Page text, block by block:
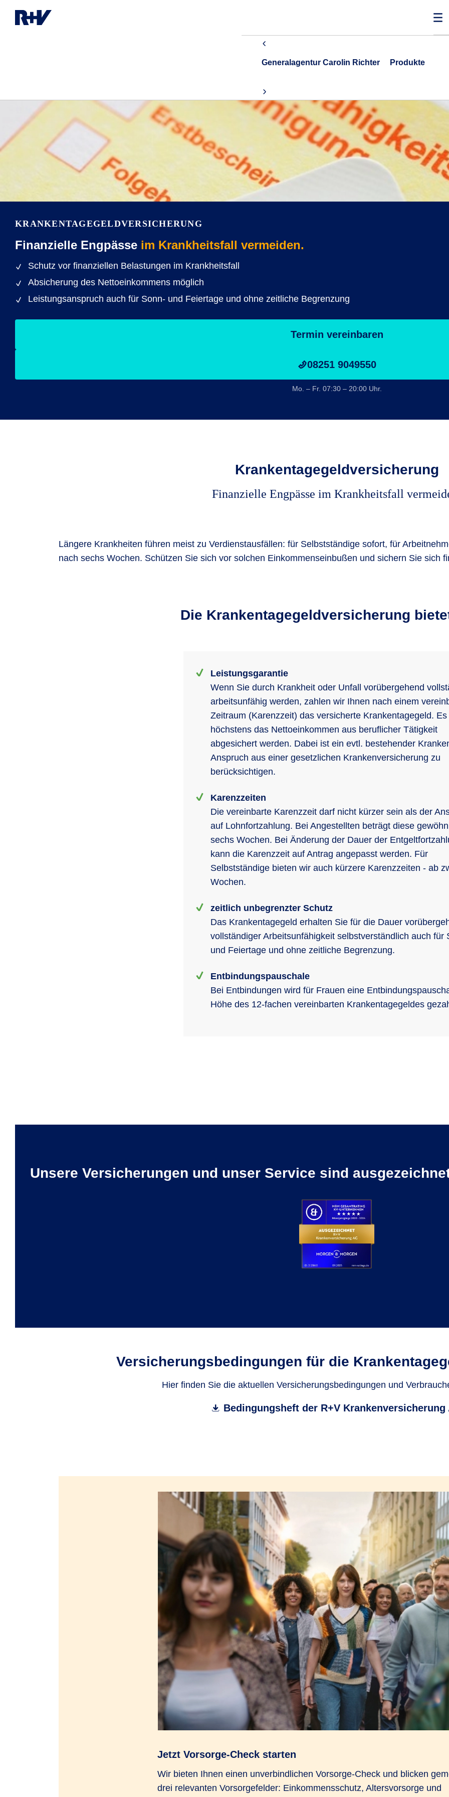
Generalagentur Carolin Richter Produkte
KRANKENTAGEGELD­VERSICHERUNG
Finanzielle Engpässe im Krankheitsfall vermeiden.
Schutz vor finanziellen Belastungen im Krankheitsfall
Absicherung des Nettoeinkommens möglich
Leistungsanspruch auch für Sonn- und Feiertage und ohne zeitliche Begrenzung
Termin vereinbaren
08251 9049550
Mo. – Fr. 07:30 – 20:00 Uhr.
Krankentagegeld­versicherung
Finanzielle Engpässe im Krankheitsfall
Längere Krankheiten führen meist zu Verdienstausfällen: für Selbstständige sofort, für
nach sechs Wochen. Schützen Sie sich vor solchen Einkommenseinbußen und sichern Sie sich
Die Krankentagegeld­versicherung
Leistungsgarantie
Wenn Sie durch Krankheit oder Unfall vorübergehend
arbeitsunfähig werden, zahlen wir Ihnen nach einem
Zeitraum (Karenzzeit) das versicherte Krankentagegeld. Es
höchstens das Nettoeinkommen aus beruflicher Tätigkeit
abgesichert werden. Dabei ist ein evtl. bestehender
Anspruch aus einer gesetzlichen Krankenversicherung zu
berücksichtigen.
Karenzzeiten
Die vereinbarte Karenzzeit darf nicht kürzer sein als der
auf Lohnfortzahlung. Bei Angestellten beträgt diese
sechs Wochen. Bei Änderung der Dauer der
kann die Karenzzeit auf Antrag angepasst werden. Für
Selbstständige bieten wir auch kürzere Karenzzeiten - ab
Wochen.
zeitlich unbegrenzter Schutz
Das Krankentagegeld erhalten Sie für die Dauer
vollständiger Arbeitsunfähigkeit selbstverständlich auch für
und Feiertage und ohne zeitliche Begrenzung.
Entbindungspauschale
Bei Entbindungen wird für Frauen eine
Höhe des 12-fachen vereinbarten Krankentagegeldes
Unsere Versicherungen und unser Service sind
Versicherungs­bedingungen für die
Hier finden Sie die aktuellen Versicherungsbedingungen und
Bedingungsheft der R+V Krankenversicherung
Jetzt Vorsorge-Check starten
Wir bieten Ihnen einen unverbindlichen Vorsorge-Check und blicken
drei relevanten Vorsorgefelder: Einkommensschutz, Altersvorsorge und